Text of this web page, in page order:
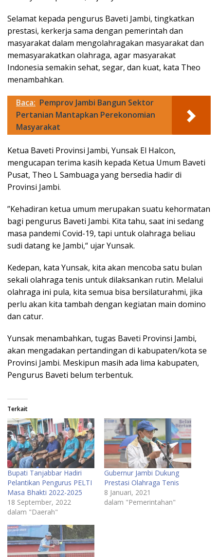
Selamat kepada pengurus Baveti Jambi, tingkatkan
prestasi, kerkerja sama dengan pemerintah dan
masyarakat dalam mengolahragakan masyarakat dan
memasyarakatkan olahraga, agar masyarakat
Indonesia semakin sehat, segar, dan kuat, kata Theo
menambahkan.
Baca: Pemprov Jambi Bangun Sektor
Pertanian Mantapkan Perekonomian
Masyarakat
Ketua Baveti Provinsi Jambi, Yunsak El Halcon,
mengucapan terima kasih kepada Ketua Umum Baveti
Pusat, Theo L Sambuaga yang bersedia hadir di
Provinsi Jambi.
”Kehadiran ketua umum merupakan suatu kehormatan
bagi pengurus Baveti Jambi. Kita tahu, saat ini sedang
masa pandemi Covid-19, tapi untuk olahraga beliau
sudi datang ke Jambi,“ ujar Yunsak.
Kedepan, kata Yunsak, kita akan mencoba satu bulan
sekali olahraga tenis untuk dilaksankan rutin. Melalui
olahraga ini pula, kita semua bisa bersilaturahmi, jika
perlu akan kita tambah dengan kegiatan main domino
dan catur.
Yunsak menambahkan, tugas Baveti Provinsi Jambi,
akan mengadakan pertandingan di kabupaten/kota se
Provinsi Jambi. Meskipun masih ada lima kabupaten,
Pengurus Baveti belum terbentuk.
Terkait
Bupati Tanjabbar Hadiri
Pelantikan Pengurus PELTI
Masa Bhakti 2022-2025
18 September, 2022
dalam "Daerah"
Gubernur Jambi Dukung
Prestasi Olahraga Tenis
8 Januari, 2021
dalam "Pemerintahan"